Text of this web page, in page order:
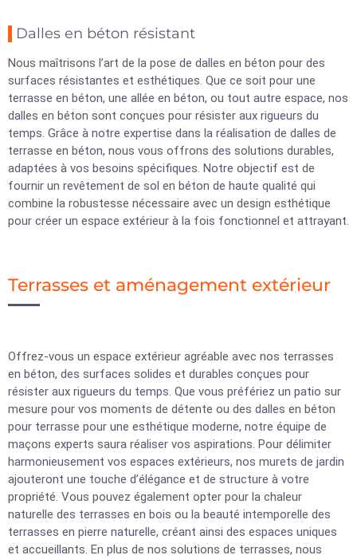
Dalles en béton résistant
Nous maîtrisons l’art de la pose de dalles en béton pour des
surfaces résistantes et esthétiques. Que ce soit pour une
terrasse en béton, une allée en béton, ou tout autre espace, nos
dalles en béton sont conçues pour résister aux rigueurs du
temps. Grâce à notre expertise dans la réalisation de dalles de
terrasse en béton, nous vous offrons des solutions durables,
adaptées à vos besoins spécifiques. Notre objectif est de
fournir un revêtement de sol en béton de haute qualité qui
combine la robustesse nécessaire avec un design esthétique
pour créer un espace extérieur à la fois fonctionnel et attrayant.
Terrasses et aménagement extérieur
Offrez-vous un espace extérieur agréable avec nos terrasses
en béton, des surfaces solides et durables conçues pour
résister aux rigueurs du temps. Que vous préfériez un patio sur
mesure pour vos moments de détente ou des dalles en béton
pour terrasse pour une esthétique moderne, notre équipe de
maçons experts saura réaliser vos aspirations. Pour délimiter
harmonieusement vos espaces extérieurs, nos murets de jardin
ajouteront une touche d’élégance et de structure à votre
propriété. Vous pouvez également opter pour la chaleur
naturelle des terrasses en bois ou la beauté intemporelle des
terrasses en pierre naturelle, créant ainsi des espaces uniques
et accueillants. En plus de nos solutions de terrasses, nous